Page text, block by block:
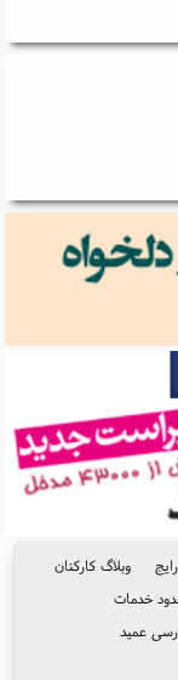
وبلاگ کارکنان
خدمات
عمید